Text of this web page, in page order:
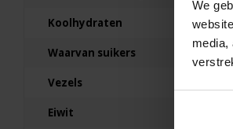
We
media,
Koolhydraten 60,2g
Waarvan suikers 3,0g
Vezels
Eiwit